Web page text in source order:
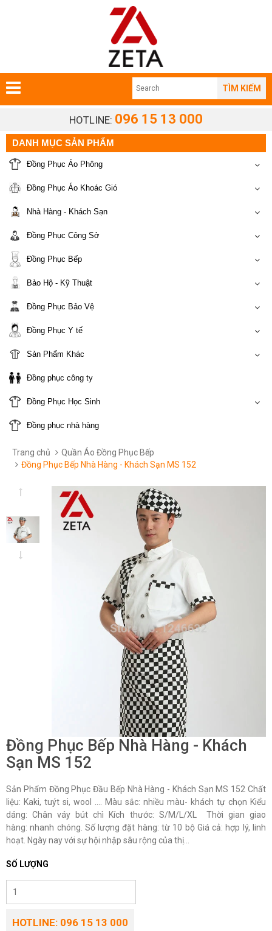
TÌM KIẾM
HOTLINE: 096 15 13 000
DANH MỤC SẢN PHẨM
Đồng Phục Áo Phông
Đồng Phục Áo Khoác Gió
Nhà Hàng - Khách Sạn
Đồng Phục Công Sở
Đồng Phục Bếp
Bảo Hộ - Kỹ Thuật
Đồng Phục Bảo Vệ
Đồng Phục Y tế
Sản Phẩm Khác
Đồng phục công ty
Đồng Phục Học Sinh
Đồng phục nhà hàng
Trang chủ
Quần Áo Đồng Phục Bếp
Đồng Phục Bếp Nhà Hàng - Khách Sạn MS 152
Đồng Phục Bếp Nhà Hàng - Khách
Sạn MS 152
Sản Phẩm Đồng Phục Đầu Bếp Nhà Hàng - Khách Sạn MS 152 Chất
liệu: Kaki, tuýt si, wool …. Màu sắc: nhiều màu- khách tự chọn Kiểu
dáng: Chân váy bút chì Kích thước: S/M/L/XL Thời gian giao
hàng: nhanh chóng. Số lượng đặt hàng: từ 10 bộ Giá cả: hợp lý, linh
hoạt. Ngày nay với sự hội nhập sâu rộng của thị...
SỐ LƯỢNG
HOTLINE: 096 15 13 000